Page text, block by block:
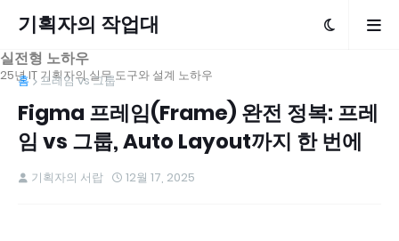
기획자의 작업대
실전형 노하우
25년 IT 기획자의 실무 도구와 설계 노하우
홈 프레임 vs 그룹
Figma 프레임(Frame) 완전 정복: 프레
임 vs 그룹, Auto Layout까지 한 번에
기획자의 서랍 12월 17, 2025